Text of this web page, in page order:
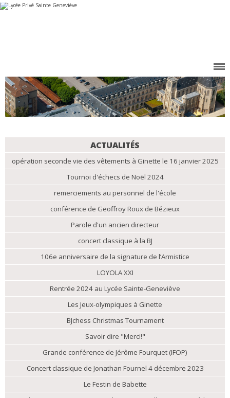
Aller
au
Outils
personnels
ACTUALITÉS
opération seconde vie des vêtements à Ginette le 16 janvier 2025
Tournoi d'échecs de Noël 2024
remerciements au personnel de l'école
conférence de Geoffroy Roux de Bézieux
Parole d'un ancien directeur
concert classique à la BJ
106e anniversaire de la signature de l’Armistice
LOYOLA XXI
Rentrée 2024 au Lycée Sainte-Geneviève
Les Jeux-olympiques à Ginette
BJchess Christmas Tournament
Savoir dire "Merci!"
Grande conférence de Jérôme Fourquet (IFOP)
Concert classique de Jonathan Fournel 4 décembre 2023
Le Festin de Babette